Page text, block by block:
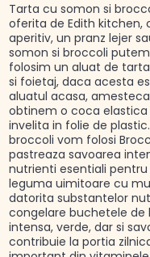
Tarta cu somon si
oferita de Edith kitchen,
aperitiv, un pranz lejer
somon si broccoli
folosim un aluat de
si foietaj, daca acesta
aluatul acasa,
obtinem o coca
invelita in folie de
broccoli vom folosi
pastreaza savoarea
nutrienti esentiali
leguma uimitoare cu
datorita substantelor
congelare buchetele de
intensa, verde, dar si
contribuie la portia